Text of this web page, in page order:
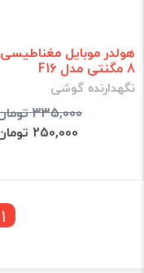
هولدر موبایل مغناطیسی
8 مگنتی مدل F16
نگهدارنده گوشی
335,000 تومان
250,000 تومان
1